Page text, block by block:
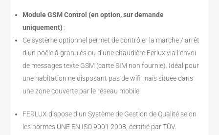
Module GSM Control (en option, sur demande
uniquement) :
Ce système optionnel permet de contrôler la marche / arrêt
d’un poêle à granulés ou d’une chaudière Ferlux via l’envoi
de messages texte GSM (carte SIM non fournie). Idéal pour
une habitation ne disposant pas de wifi mais située dans
une zone couverte par le réseau mobile.
FERLUX dispose d’un Système de Gestion de Qualité selon
les normes UNE EN ISO 9001 2008, certifié par TÜV.